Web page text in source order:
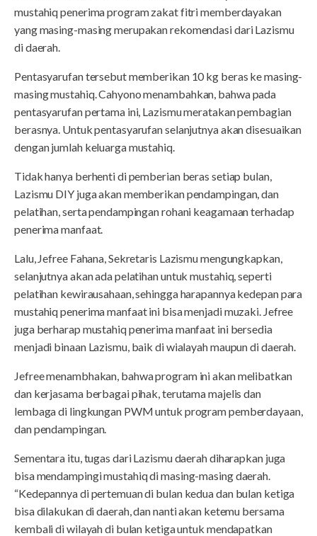
mustahiq penerima program zakat fitri memberdayakan
yang masing-masing merupakan rekomendasi dari Lazismu
di daerah.
Pentasyarufan tersebut memberikan 10 kg beras ke masing-
masing mustahiq. Cahyono menambahkan, bahwa pada
pentasyarufan pertama ini, Lazismu meratakan pembagian
berasnya. Untuk pentasyarufan selanjutnya akan disesuaikan
dengan jumlah keluarga mustahiq.
Tidak hanya berhenti di pemberian beras setiap bulan,
Lazismu DIY juga akan memberikan pendampingan, dan
pelatihan, serta pendampingan rohani keagamaan terhadap
penerima manfaat.
Lalu, Jefree Fahana, Sekretaris Lazismu mengungkapkan,
selanjutnya akan ada pelatihan untuk mustahiq, seperti
pelatihan kewirausahaan, sehingga harapannya kedepan para
mustahiq penerima manfaat ini bisa menjadi muzaki. Jefree
juga berharap mustahiq penerima manfaat ini bersedia
menjadi binaan Lazismu, baik di wialayah maupun di daerah.
Jefree menambhakan, bahwa program ini akan melibatkan
dan kerjasama berbagai pihak, terutama majelis dan
lembaga di lingkungan PWM untuk program pemberdayaan,
dan pendampingan.
Sementara itu, tugas dari Lazismu daerah diharapkan juga
bisa mendampingi mustahiq di masing-masing daerah.
“Kedepannya di pertemuan di bulan kedua dan bulan ketiga
bisa dilakukan di daerah, dan nanti akan ketemu bersama
kembali di wilayah di bulan ketiga untuk mendapatkan